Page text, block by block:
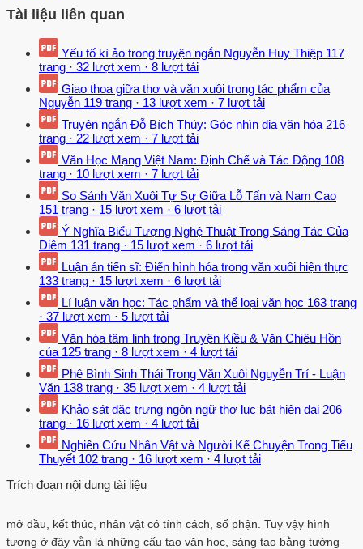
Tài liệu liên quan
Yếu tố kì ảo trong truyện ngắn Nguyễn Huy Thiệp 117
trang · 32 lượt xem · 8 lượt tải
Giao thoa giữa thơ và văn xuôi trong tác phẩm của
Nguyễn 119 trang · 13 lượt xem · 7 lượt tải
Truyện ngắn Đỗ Bích Thúy: Góc nhìn địa văn hóa 216
trang · 22 lượt xem · 7 lượt tải
Văn Học Mạng Việt Nam: Định Chế và Tác Động 108
trang · 10 lượt xem · 7 lượt tải
So Sánh Văn Xuôi Tự Sự Giữa Lỗ Tấn và Nam Cao
151 trang · 15 lượt xem · 6 lượt tải
Ý Nghĩa Biểu Tượng Nghệ Thuật Trong Sáng Tác Của
Diêm 131 trang · 15 lượt xem · 6 lượt tải
Luận án tiến sĩ: Điển hình hóa trong văn xuôi hiện thực
133 trang · 15 lượt xem · 6 lượt tải
Lí luận văn học: Tác phẩm và thể loại văn học 163 trang
· 37 lượt xem · 5 lượt tải
Văn hóa tâm linh trong Truyện Kiều & Văn Chiêu Hồn
của 125 trang · 8 lượt xem · 4 lượt tải
Phê Bình Sinh Thái Trong Văn Xuôi Nguyễn Trí - Luận
Văn 138 trang · 35 lượt xem · 4 lượt tải
Khảo sát đặc trưng ngôn ngữ thơ lục bát hiện đại 206
trang · 16 lượt xem · 4 lượt tải
Nghiên Cứu Nhân Vật và Người Kể Chuyện Trong Tiểu
Thuyết 102 trang · 16 lượt xem · 4 lượt tải
Trích đoạn nội dung tài liệu
mở đầu, kết thúc, nhân vật có tính cách, số phận. Tuy vậy hình
tượng ở đây vẫn là những cấu tạo văn học, sáng tạo bằng tưởng